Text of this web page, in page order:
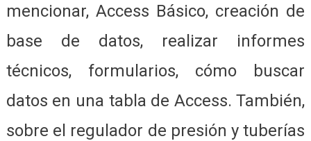
mencionar, Access Básico, creación de
base de datos, realizar informes
técnicos, formularios, cómo buscar
datos en una tabla de Access. También,
sobre el regulador de presión y tuberías